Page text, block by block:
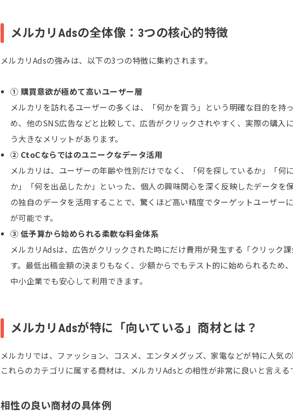
メルカリAdsの全体像：3つの核心的特徴
メルカリAdsの強みは、以下の3つの特徴に集約されます。
① 購買意欲が極めて高いユーザー層
メルカリを訪れるユーザーの多くは、「何かを買う」という明確な目的を持
め、他のSNS広告などと比較して、広告がクリックされやすく、実際の購入
う大きなメリットがあります。
② CtoCならではのユニークなデータ活用
メルカリは、ユーザーの年齢や性別だけでなく、「何を探しているか」「何
か」「何を出品したか」といった、個人の興味関心を深く反映したデータを
の独自のデータを活用することで、驚くほど高い精度でターゲットユーザー
が可能です。
③ 低予算から始められる柔軟な料金体系
メルカリAdsは、広告がクリックされた時にだけ費用が発生する「クリック
す。最低出稿金額の決まりもなく、少額からでもテスト的に始められるため
中小企業でも安心して利用できます。
メルカリAdsが特に「向いている」商材とは？
メルカリでは、ファッション、コスメ、エンタメグッズ、家電などが特に人気の
これらのカテゴリに属する商材は、メルカリAdsとの相性が非常に良いと言える
相性の良い商材の具体例